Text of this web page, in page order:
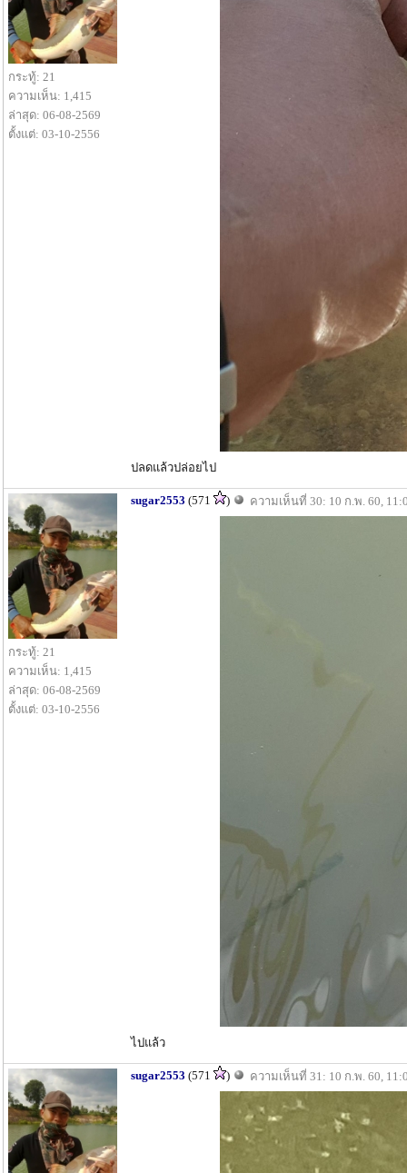
กระทู้: 21
ความเห็น: 1,415
ล่าสุด: 06-08-2569
ตั้งแต่: 03-10-2556
ปลดแล้วปล่อยไป
กระทู้: 21
ความเห็น: 1,415
ล่าสุด: 06-08-2569
ตั้งแต่: 03-10-2556
sugar2553 (571 ) ความเห็นที่ 30: 10 ก.พ. 60,
ไปแล้ว
sugar2553 (571 ) ความเห็นที่ 31: 10 ก.พ. 60,